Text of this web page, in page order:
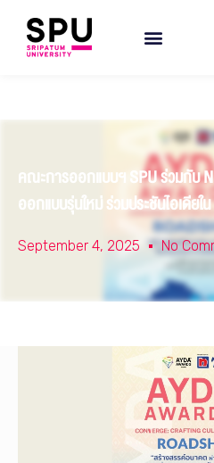
คณะการออกแบบฯ SPU ร่วมกับ
ออกแบบรุ่นใหม่ ร่วมประชันไอเดียใ
September 4, 2025 No